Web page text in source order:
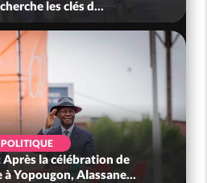
les clés d...
POLITIQUE
la célébration de
Yopougon, Alassane...